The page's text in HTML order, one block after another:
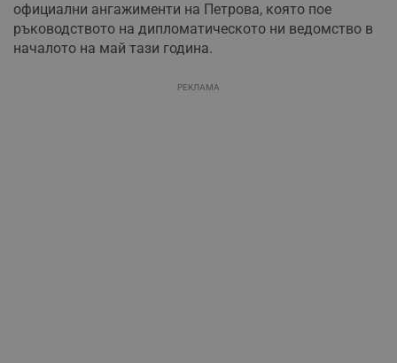
официални ангажименти на Петрова, която пое
ръководството на дипломатическото ни ведомство в
началото на май тази година.
РЕКЛАМА